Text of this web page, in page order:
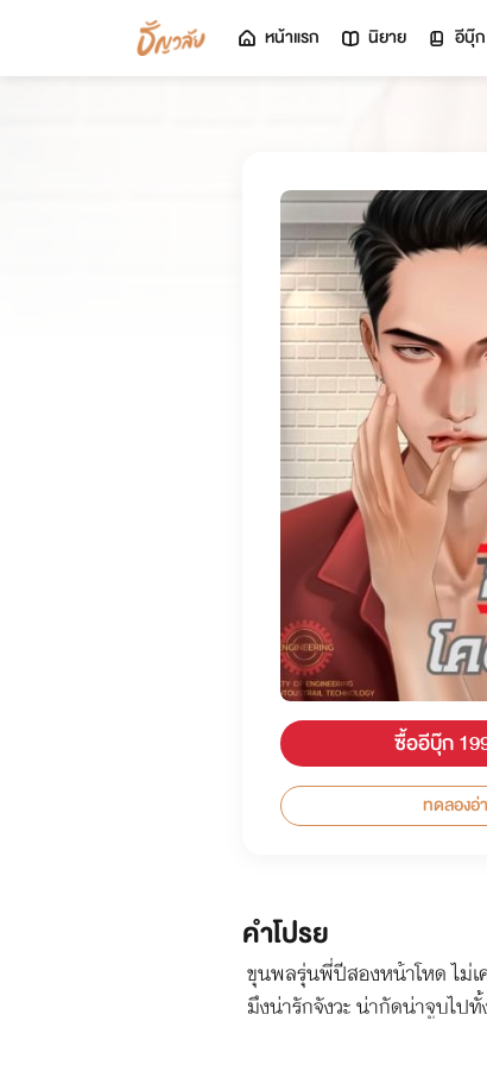
หน้าแรก นิยาย อีบุ๊ก
ซื้ออีบุ๊ก
ทดลองอ่
คำโปรย
ขุนพลรุ่นพี่ปีสองหน้าโหด ไม่
มึงน่ารักจังวะ น่ากัดน่าจูบไป